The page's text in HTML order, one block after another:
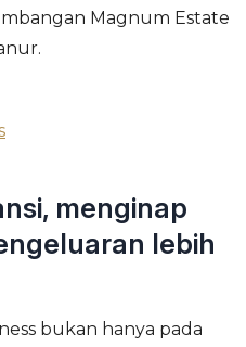
Magnum Estate
menginap
lebih
bukan hanya pada